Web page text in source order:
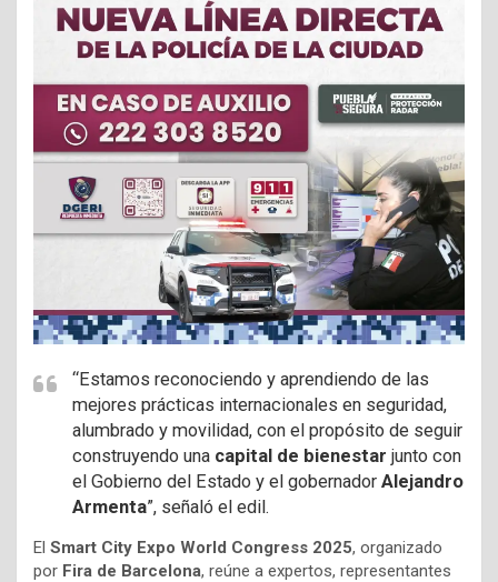
“Estamos reconociendo y aprendiendo de las
mejores prácticas internacionales en seguridad,
alumbrado y movilidad, con el propósito de seguir
construyendo una capital de bienestar junto con
el Gobierno del Estado y el gobernador Alejandro
Armenta”, señaló el edil.
El Smart City Expo World Congress 2025, organizado
por Fira de Barcelona, reúne a expertos, representantes